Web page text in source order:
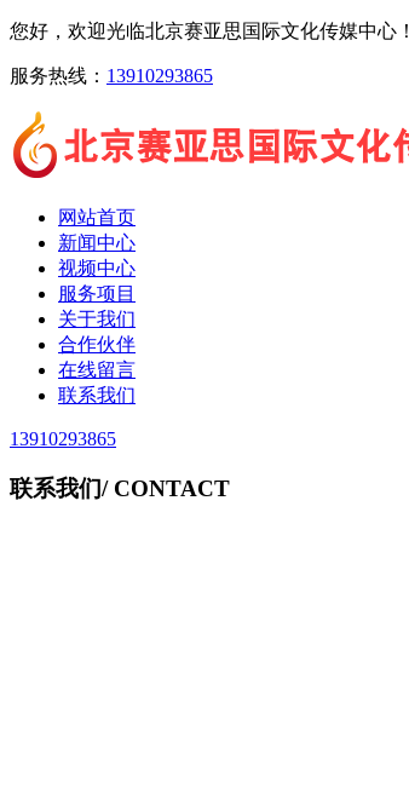
您好，欢迎光临北京赛亚思国际文化传媒中心！
服务热线： 13910293865
网站首页
新闻中心
视频中心
服务项目
关于我们
合作伙伴
在线留言
联系我们
13910293865
联系我们/ CONTACT